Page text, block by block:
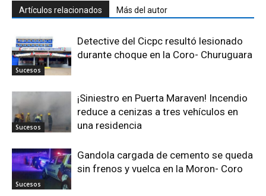
Artículos relacionados Más del autor
Sucesos
Detective del Cicpc resultó lesionado
durante choque en la Coro- Churuguara
Sucesos
¡Siniestro en Puerta Maraven! Incendio
reduce a cenizas a tres vehículos en
una residencia
Sucesos
Gandola cargada de cemento se queda
sin frenos y vuelca en la Moron- Coro